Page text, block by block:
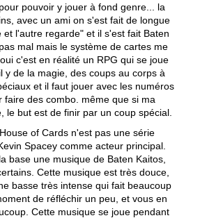
pouvoir y jouer à fond genre... la
avec un ami on s'est fait de longue
et l'autre regarde" et il s'est fait Baten
mal mais le système de cartes me
c'est en réalité un RPG qui se joue
y de la magie, des coups au corps à
et il faut jouer avec les numéros
faire des combo. même que si ma
le but est de finir par un coup spécial.
of Cards n'est pas une série
Spacey comme acteur principal.
base une musique de Baten Kaitos,
Cette musique est très douce,
basse très intense qui fait beaucoup
de réfléchir un peu, et vous en
Cette musique se joue pendant